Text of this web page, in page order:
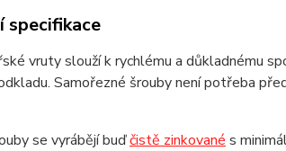
specifikace
vruty slouží k rychlému a důkladnému
Samořezné šrouby není potřeba
se vyrábějí buďčistě zinkované s